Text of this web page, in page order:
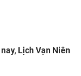
Lịch Vạn Niên